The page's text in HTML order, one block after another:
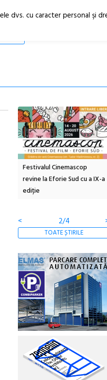
RO
EN
Festivalul Cinemascop
revine la Eforie Sud cu a IX-a
ediție
<
2/4
TOATE ȘTIRILE
dvs. cu caracter personal şi